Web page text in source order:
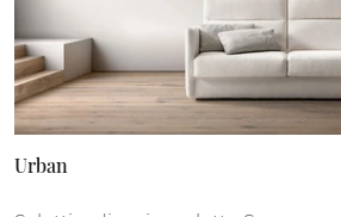
Urban